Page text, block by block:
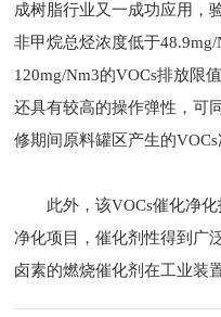
成树脂行业又一成功应用，
非甲烷总烃浓度低于
120mg/Nm3的VOCs排放限
还具有较高的操作弹性，可
修期间原料罐区产生的VOCs
此外，该VOCs催化净化
净化项目，催化剂性得到广
卤素的燃烧催化剂在工业装